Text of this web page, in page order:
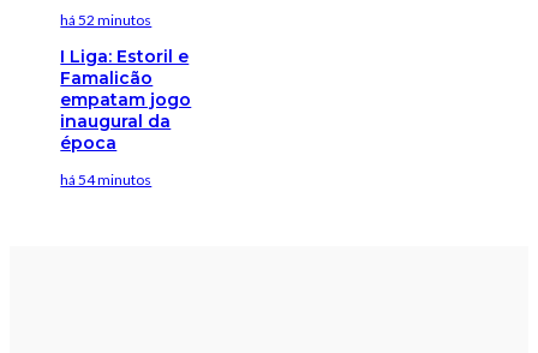
há 52 minutos
I Liga: Estoril e
Famalicão
empatam jogo
inaugural da
época
há 54 minutos